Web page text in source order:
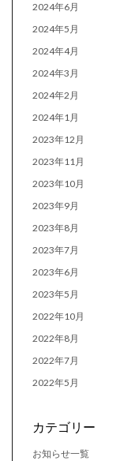
2024年6月
2024年5月
2024年4月
2024年3月
2024年2月
2024年1月
2023年12月
2023年11月
2023年10月
2023年9月
2023年8月
2023年7月
2023年6月
2023年5月
2022年10月
2022年8月
2022年7月
2022年5月
カテゴリー
お知らせ一覧